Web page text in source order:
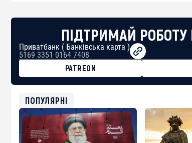
ПІДТРИМАЙ РОБОТУ
Приватбанк ( Банківська карта )
5169 3351 0164 7408
PATREON
USDT
0x8676644fA7B6d328310283cAC1065Ae01d97CEe7
ETH
0xfD02863D3289416fcF50975c9DFda13623f97758
ПОПУЛЯРНІ